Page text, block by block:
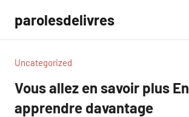
contenu
parolesdelivres
Uncategorized
Vous allez en savoir plus En
apprendre davantage